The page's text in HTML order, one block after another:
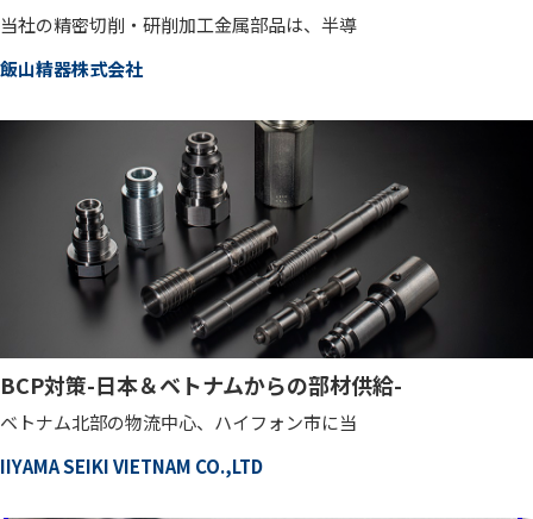
当社の精密切削・研削加工金属部品は、半導
飯山精器株式会社
BCP対策-日本＆ベトナムからの部材供給-
ベトナム北部の物流中心、ハイフォン市に当
IIYAMA SEIKI VIETNAM CO.,LTD